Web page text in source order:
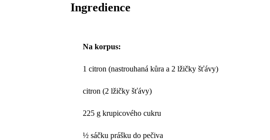
Ingredience
Na korpus:
1 citron (nastrouhaná kůra a 2 lžičky šťávy)
citron (2 lžičky šťávy)
225 g krupicového cukru
½ sáčku prášku do pečiva